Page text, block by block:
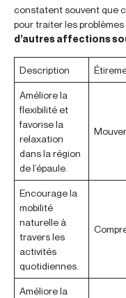
constatent souvent que
pour traiter les problèmes
d’autres affections
Description
Améliore la
flexibilité et
favorise la
relaxation
dans la région
de l’épaule.
Encourage la
mobilité
naturelle à
travers les
activités
quotidiennes.
Améliore la